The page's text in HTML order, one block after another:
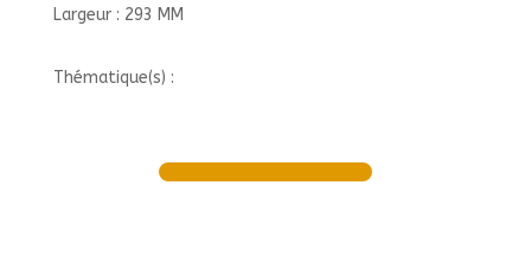
Largeur : 293 MM
Thématique(s) :